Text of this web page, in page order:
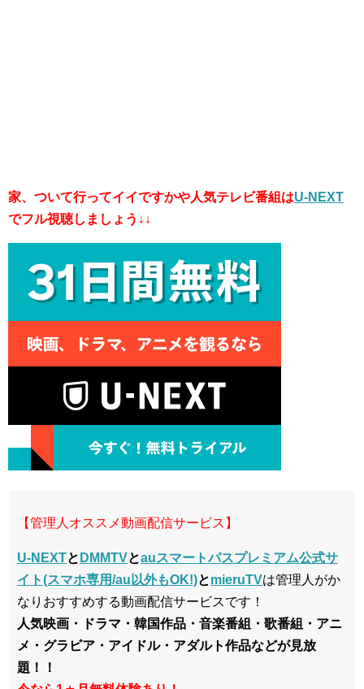
家、ついて行ってイイですかや人気テレビ番組 はU-NEXT
でフル視聴しましょう↓↓
【管理人オススメ動画配信サービス】
U-NEXTと DMMTVとauスマートパスプレミアム公式サ
イト(スマホ専用/au以外もOK!)とmieruTVは管理人がか
なりおすすめする動画配信サービスです！
人気映画・ドラマ・韓国作品・音楽番組・歌番組・アニ
メ・グラビア・アイドル・アダルト作品などが見放
題！！